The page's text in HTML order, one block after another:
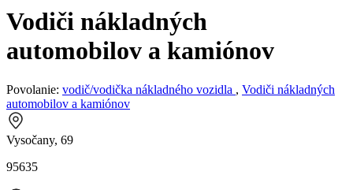
Vodiči nákladných
automobilov a kamiónov
Povolanie: vodič/vodička nákladného vozidla , Vodiči nákladných
automobilov a kamiónov
Vysočany, 69
95635